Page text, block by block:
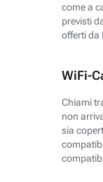
come a
previsti
offerti da
WiFi-
Chiami
non
sia